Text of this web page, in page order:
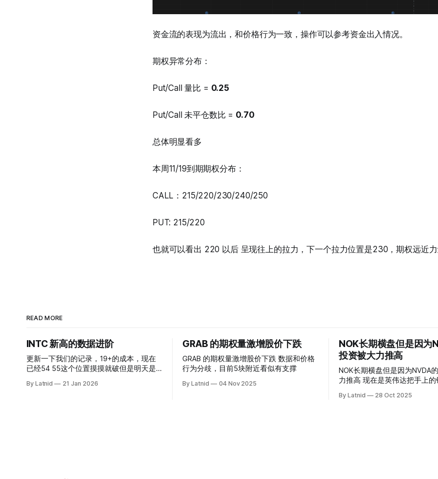
资金流的表现为流出，和价格行为一致，操作可以参考资金出入情况。
期权异常分布：
Put/Call 量比 = 0.25
Put/Call 未平仓数比 = 0.70
总体明显看多
本周11/19到期期权分布：
CALL：215/220/230/240/250
PUT: 215/220
也就可以看出 220 以后 呈现往上的拉力，下一个拉力位置是230，期权远近力
READ MORE
INTC 新高的数据进阶
更新一下我们的记录，19+的成本，现在
已经54 55这个位置摸摸就破但是明天是
而应该谨慎，数据很明显偏向多头，47的
By Latnid 21 Jan 2026
GRAB 的期权量激增股价下跌
GRAB 的期权量激增股价下跌 数据和价格
行为分歧，目前5块附近看似有支撑
By Latnid 04 Nov 2025
NOK长期横盘但是因为
投资被大力推高
NOK长期横盘但是因为NVDA
力推高 现在是英伟达把手上的钱到处游走
By Latnid 28 Oct 2025